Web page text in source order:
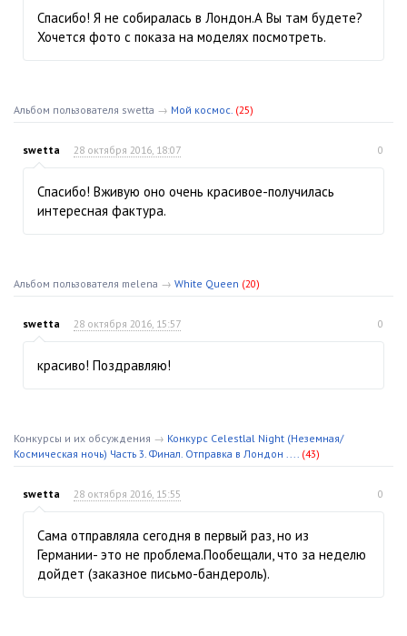
Спасибо! Я не собиралась в Лондон.А Вы там будете?
Хочется фото с показа на моделях посмотреть.
Альбом пользователя swetta → Мой космос. (25)
swetta 28 октября 2016, 18:07 0
Спасибо! Вживую оно очень красивое-получилась
интересная фактура.
Альбом пользователя melena → White Queen (20)
swetta 28 октября 2016, 15:57 0
красиво! Поздравляю!
Конкурсы и их обсуждения → Конкурс Celestlal Night (Неземная/
Космическая ночь) Часть 3. Финал. Отправка в Лондон ....
(43)
swetta 28 октября 2016, 15:55 0
Сама отправляла сегодня в первый раз, но из
Германии- это не проблема.Пообещали, что за неделю
дойдет (заказное письмо-бандероль).